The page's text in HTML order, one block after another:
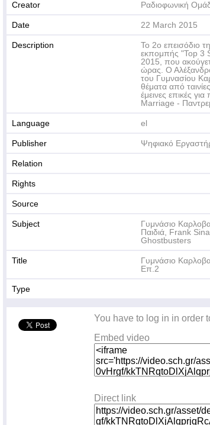
Creator Ραδιοφωνική
Date 22 March 2015
Description
Το 2ο επεισόδιο
εκπομπής "Top 3
2015, που
ώρας. Ο
του Γυμνασίου
θέματα από
έμεινες επικές
Marriage -
Language el
Publisher Ψηφιακό
Relation
Rights
Source
Subject
Γυμνάσιο
Παιδιά, Frank
Ghostbusters
Title
Γυμνάσιο
Επ.2
Type
You have to log in in order
Embed video
Direct link